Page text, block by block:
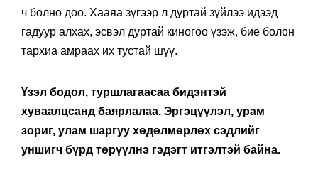
ч болно доо. Хааяа зүгээр л дуртай зүйлээ идээд
гадуур алхах, эсвэл дуртай киногоо үзэж, бие болон
тархиа амраах их тустай шүү.
Үзэл бодол, туршлагаасаа бидэнтэй
хуваалцсанд баярлалаа. Эргэцүүлэл, урам
зориг, улам шаргуу хөдөлмөрлөх сэдлийг
уншигч бүрд төрүүлнэ гэдэгт итгэлтэй байна.